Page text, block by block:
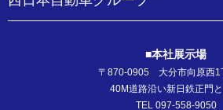
■本社展示場
〒870-0905 大分市向原西1
40M道路沿い新日鉄正門と
TEL 097-558-9050